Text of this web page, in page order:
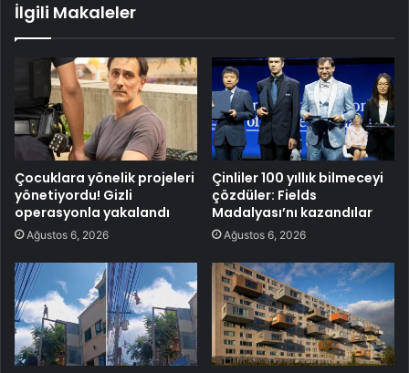
İlgili Makaleler
Çocuklara yönelik projeleri
yönetiyordu! Gizli
operasyonla yakalandı
Ağustos 6, 2026
Çinliler 100 yıllık bilmeceyi
çözdüler: Fields
Madalyası’nı kazandılar
Ağustos 6, 2026